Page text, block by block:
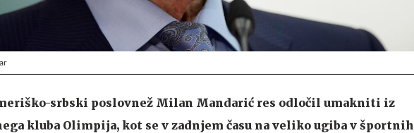
srbski poslovnež Milan Mandarić res odločil umakniti iz
kluba Olimpija, kot se v zadnjem času na veliko ugiba v športnih